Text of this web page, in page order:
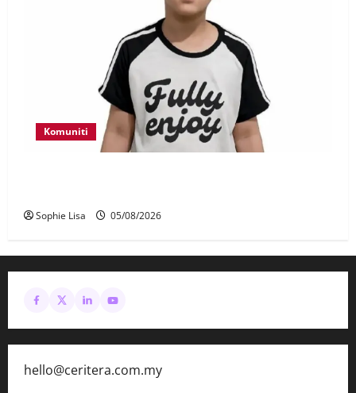
Komuniti
Sophie Lisa 05/08/2026
hello@ceritera.com.my